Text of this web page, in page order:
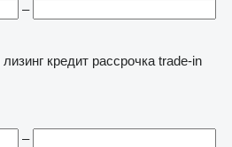
–
лизинг кредит рассрочка trade-in
–